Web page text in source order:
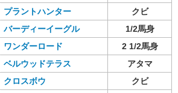
プラントハンター
クビ
バーディーイーグル
1/2馬身
ワンダーロード
2 1/2馬身
ベルウッドテラス
アタマ
クロスボウ
クビ